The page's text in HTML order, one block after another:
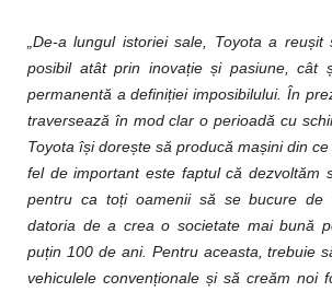
„De-a lungul istoriei sale, Toyota a reușit
posibil atât prin inovație și pasiune, cât
permanentă a definiției imposibilului. În
traversează în mod clar o perioadă cu
Toyota își dorește să producă mașini din
fel de important este faptul că dezvoltăm
pentru ca toți oamenii să se bucure de
datoria de a crea o societate mai bună
puțin 100 de ani. Pentru aceasta, trebuie
vehiculele convenționale și să creăm noi